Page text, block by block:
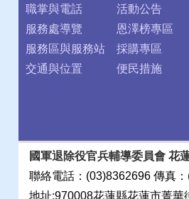
職掌與電話
服務處導覽
服務區與服務站
交通與位置
活動公告
恩澤榜專區
採購專區
便民措施
國軍退除役官兵輔導委員會 花
聯絡電話：(03)8362696 傳真
地址:970008花蓮縣花蓮市菁華